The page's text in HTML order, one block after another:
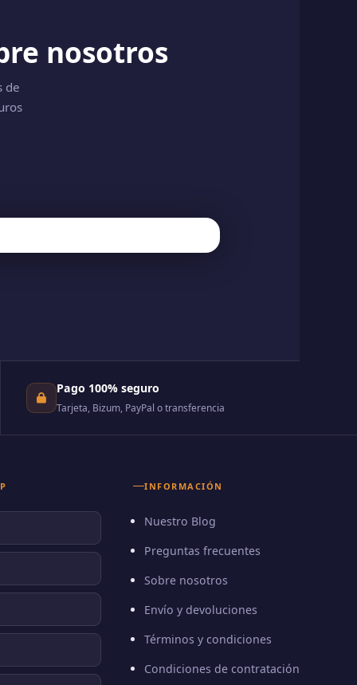
nosotros
de
Pago 100% seguro
Tarjeta, Bizum, PayPal o transferencia
INFORMACIÓN
Nuestro Blog
Preguntas frecuentes
Sobre nosotros
Envío y devoluciones
Términos y condiciones
Condiciones de contratación